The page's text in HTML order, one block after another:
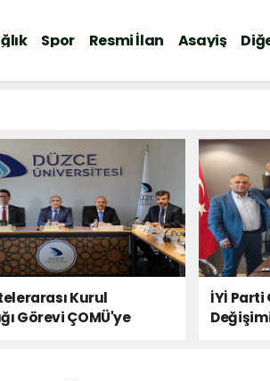
Spor Resmi İlan Asayiş
Kurul
Görevi ÇOMÜ'ye
İYİ